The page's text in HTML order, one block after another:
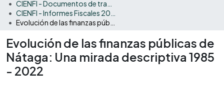
Evolución de las finanzas públicas de
Nátaga: Una mirada descriptiva 1985
- 2022